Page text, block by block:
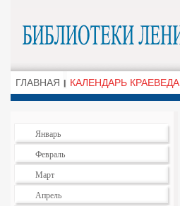
ГЛАВНАЯ КАЛЕНДАРЬ КРАЕВЕДА
Январь
Февраль
Март
Апрель